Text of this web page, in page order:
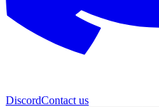
DiscordContact us